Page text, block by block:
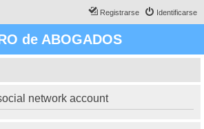
Identificarse
Registrarse
de ABOGADOS
network account